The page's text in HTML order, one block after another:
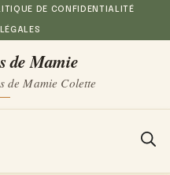
DE CONFIDENTIALITÉ
de Mamie
de Mamie Colette